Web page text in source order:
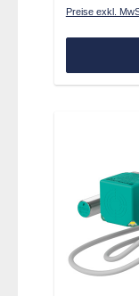
Preise exkl.